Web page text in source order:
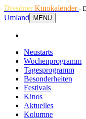
DresdnerKinokalender -
Umland
MENU
Neustarts
Wochenprogramm
Tagesprogramm
Besonderheiten
Festivals
Kinos
Aktuelles
Kolumne